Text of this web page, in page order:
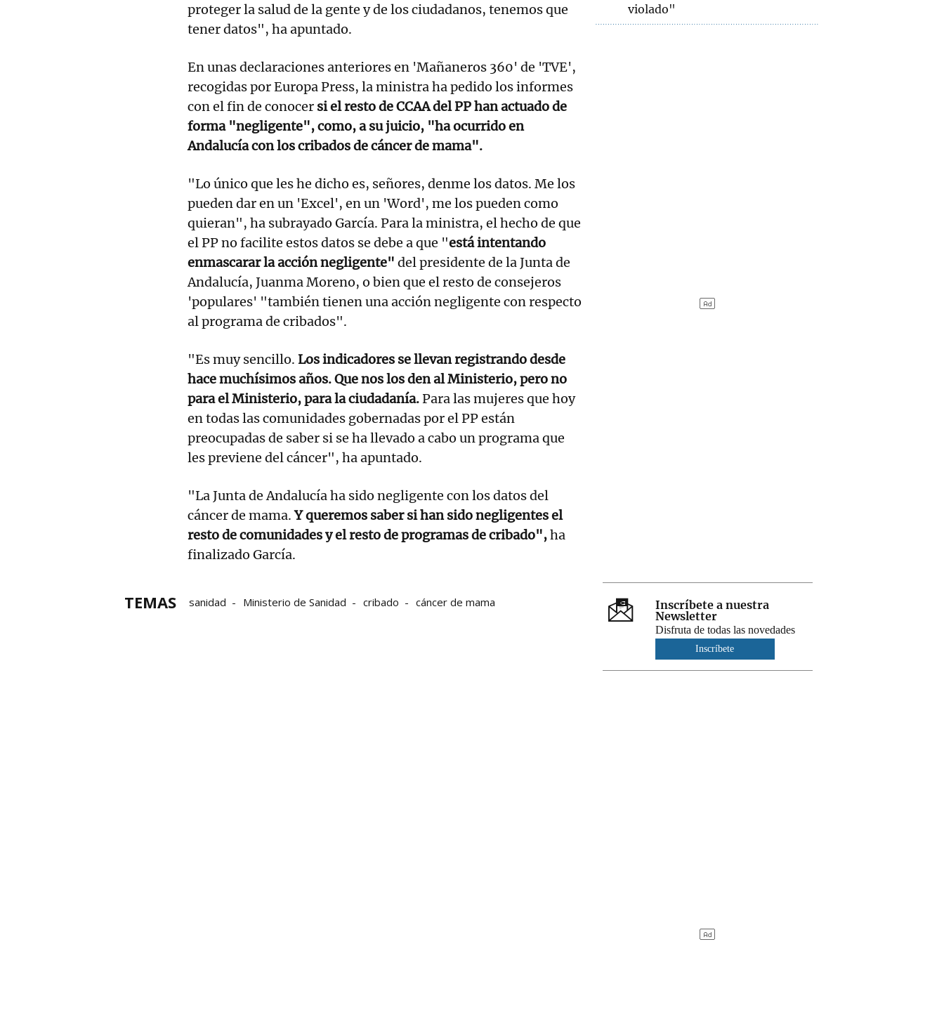
proteger la salud de la gente y de los ciudadanos, tenemos que
tener datos", ha apuntado.
En unas declaraciones anteriores en 'Mañaneros 360' de 'TVE',
recogidas por Europa Press, la ministra ha pedido los informes
con el fin de conocer si el resto de CCAA del PP han actuado de
forma "negligente", como, a su juicio, "ha ocurrido en
Andalucía con los cribados de cáncer de mama".
"Lo único que les he dicho es, señores, denme los datos. Me los
pueden dar en un 'Excel', en un 'Word', me los pueden como
quieran", ha subrayado García. Para la ministra, el hecho de que
el PP no facilite estos datos se debe a que "está intentando
enmascarar la acción negligente" del presidente de la Junta de
Andalucía, Juanma Moreno, o bien que el resto de consejeros
'populares' "también tienen una acción negligente con respecto
al programa de cribados".
"Es muy sencillo. Los indicadores se llevan registrando desde
hace muchísimos años. Que nos los den al Ministerio, pero no
para el Ministerio, para la ciudadanía.Para las mujeres que hoy
en todas las comunidades gobernadas por el PP están
preocupadas de saber si se ha llevado a cabo un programa que
les previene del cáncer", ha apuntado.
"La Junta de Andalucía ha sido negligente con los datos del
cáncer de mama.Y queremos saber si han sido negligentes el
resto de comunidades y el resto de programas de cribado",ha
finalizado García.
TEMAS sanidad Ministerio de Sanidad cribado cáncer de mama
violado"
Inscríbete a nuestra
Newsletter
Disfruta de todas las novedades
Inscríbete